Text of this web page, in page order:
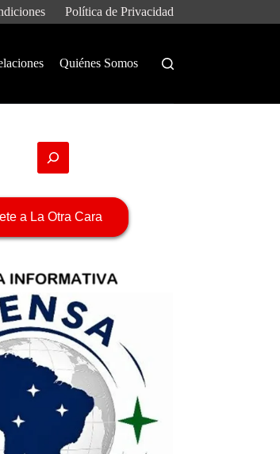
Política de Privacidad
Quiénes Somos
a La Otra Cara